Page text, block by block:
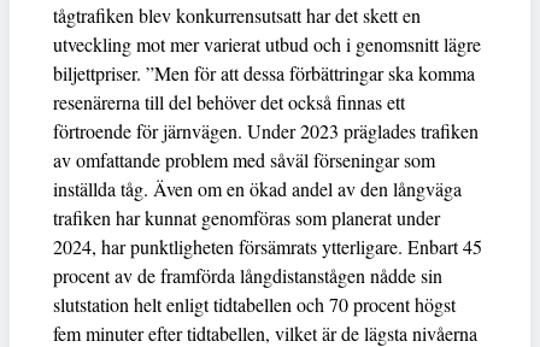
tågtrafiken blev konkurrensutsatt har det skett en
utveckling mot mer varierat utbud och i genomsnitt lägre
biljettpriser. ”Men för att dessa förbättringar ska komma
resenärerna till del behöver det också finnas ett
förtroende för järnvägen. Under 2023 präglades trafiken
av omfattande problem med såväl förseningar som
inställda tåg. Även om en ökad andel av den långväga
trafiken har kunnat genomföras som planerat under
2024, har punktligheten försämrats ytterligare. Enbart 45
procent av de framförda långdistanstågen nådde sin
slutstation helt enligt tidtabellen och 70 procent högst
fem minuter efter tidtabellen, vilket är de lägsta nivåerna